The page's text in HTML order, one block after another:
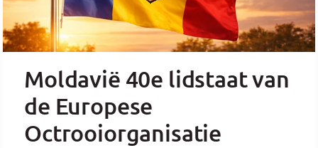
Moldavië 40e lidstaat van
de Europese
Octrooiorganisatie